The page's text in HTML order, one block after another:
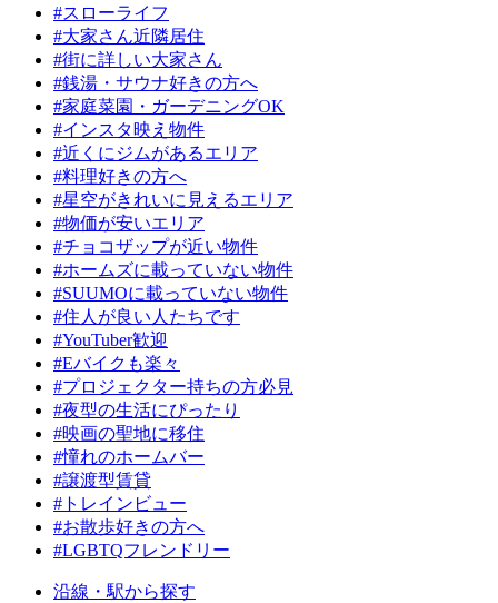
#スローライフ
#大家さん近隣居住
#街に詳しい大家さん
#銭湯・サウナ好きの方へ
#家庭菜園・ガーデニングOK
#インスタ映え物件
#近くにジムがあるエリア
#料理好きの方へ
#星空がきれいに見えるエリア
#物価が安いエリア
#チョコザップが近い物件
#ホームズに載っていない物件
#SUUMOに載っていない物件
#住人が良い人たちです
#YouTuber歓迎
#Eバイクも楽々
#プロジェクター持ちの方必見
#夜型の生活にぴったり
#映画の聖地に移住
#憧れのホームバー
#譲渡型賃貸
#トレインビュー
#お散歩好きの方へ
#LGBTQフレンドリー
沿線・駅から探す